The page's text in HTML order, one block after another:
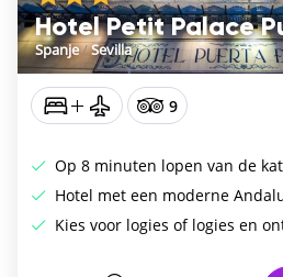
Hotel Petit Palace
Spanje/Sevilla
9
Op 8 minuten lopen van de
Hotel met een moderne
Kies voor logies of logies en